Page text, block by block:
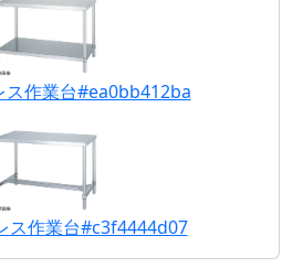
ス作業台#ea0bb412ba
ス作業台#c3f4444d07